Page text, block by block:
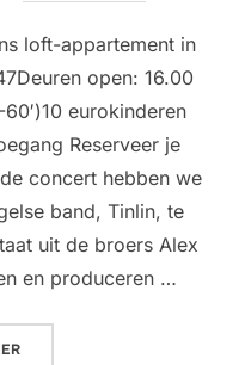
loft-appartement in
open: 16.00
eurokinderen
Reserveer je
concert hebben we
band, Tinlin, te
uit de broers Alex
en produceren …